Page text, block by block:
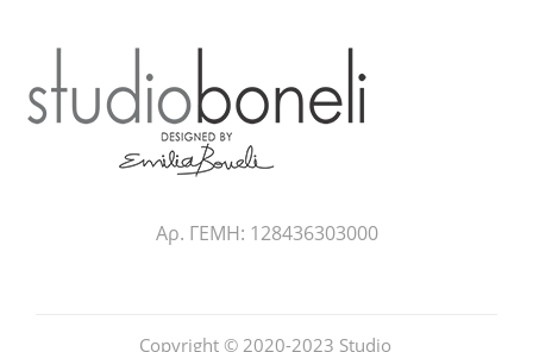
Αρ. ΓΕΜΗ: 128436303000
Copyright © 2020-2023 Studio